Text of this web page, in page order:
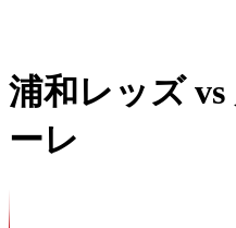
浦和レッズvs
ーレ